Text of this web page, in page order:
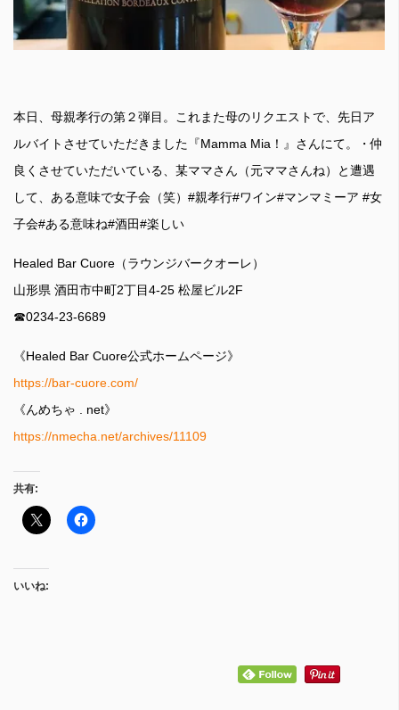
本日、母親孝行の第２弾目。これまた母のリクエストで、先日ア
ルバイトさせていただきました『Mamma Mia！』さんにて。・仲
良くさせていただいている、某ママさん（元ママさんね）と遭遇
して、ある意味で女子会（笑）#親孝行#ワイン#マンマミーア #女
子会#ある意味ね#酒田#楽しい
Healed Bar Cuore（ラウンジバークオーレ）
山形県 酒田市中町2丁目4-25 松屋ビル2F
☎︎0234-23-6689
《Healed Bar Cuore公式ホームページ》
https://bar-cuore.com/
《んめちゃ . net》
https://nmecha.net/archives/11109
共有:
いいね: